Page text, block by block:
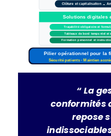
Clôture et capitalisation →
Solutions digitales
Traçabilité obligatoire et
Tableaux de bord temps réel et
Formation personnel et
Pilier opérationnel pour la
Sécurité patients - Maintien
“ La
conformités
repose